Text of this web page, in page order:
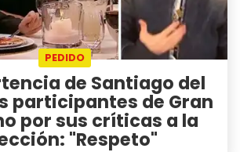
PEDIDO
de Santiago del
participantes de Gran
por sus críticas a la
"Respeto"